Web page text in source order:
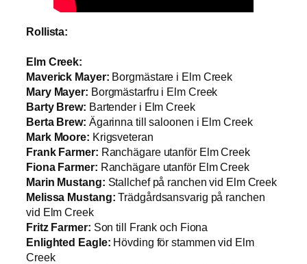
Rollista:
Elm Creek:
Maverick Mayer: Borgmästare i Elm Creek
Mary Mayer: Borgmästarfru i Elm Creek
Barty Brew: Bartender i Elm Creek
Berta Brew: Ägarinna till saloonen i Elm Creek
Mark Moore: Krigsveteran
Frank Farmer: Ranchägare utanför Elm Creek
Fiona Farmer: Ranchägare utanför Elm Creek
Marin Mustang: Stallchef på ranchen vid Elm Creek
Melissa Mustang:Trädgårdsansvarig på ranchen
vid Elm Creek
Fritz Farmer: Son till Frank och Fiona
Enlighted Eagle: Hövding för stammen vid Elm
Creek